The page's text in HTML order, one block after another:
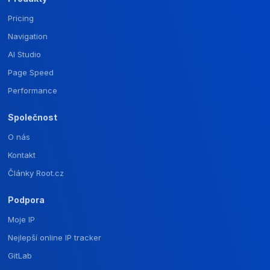
Pricing
Navigation
AI Studio
Page Speed
Performance
Společnost
O nás
Kontakt
Články Root.cz
Podpora
Moje IP
Nejlepší online IP tracker
GitLab